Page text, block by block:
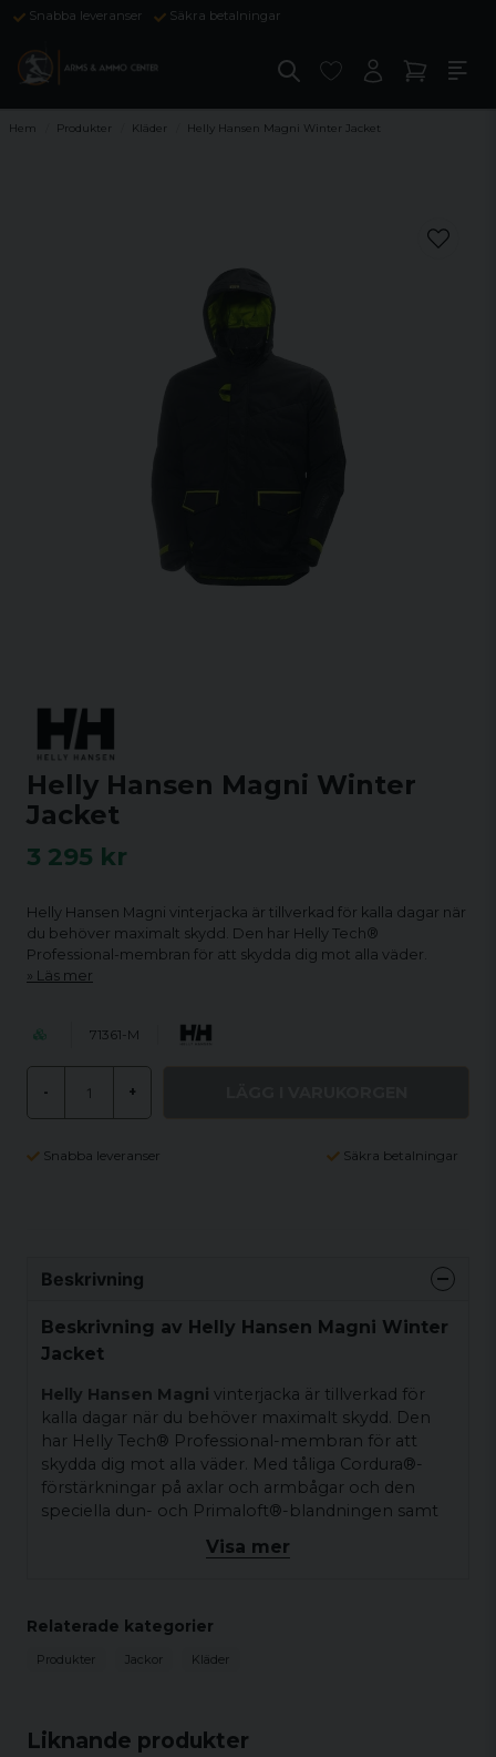
Snabba leveranser Säkra betalningar
Hem Produkter Kläder Helly Hansen Magni Winter Jacket
Helly Hansen Magni Winter
Jacket
3 295 kr
Helly Hansen Magni vinterjacka är tillverkad för kalla dagar när
du behöver maximalt skydd. Den har Helly Tech®
Professional-membran för att skydda dig mot alla väder.
Läs mer
71361-M
- +
Snabba leveranser Säkra betalningar
Liknande produkter
Beskrivning
Beskrivning av Helly Hansen Magni Winter
Jacket
Helly Hansen Magni vinterjacka är tillverkad för
kalla dagar när du behöver maximalt skydd. Den
har Helly Tech® Professional-membran för att
skydda dig mot alla väder. Med tåliga Cordura®-
förstärkningar på axlar och armbågar och den
speciella dun- och Primaloft®-blandningen samt
dig varm även i de kallaste miljöerna.
Visa mer
Relaterade kategorier
Produkter Jackor Kläder